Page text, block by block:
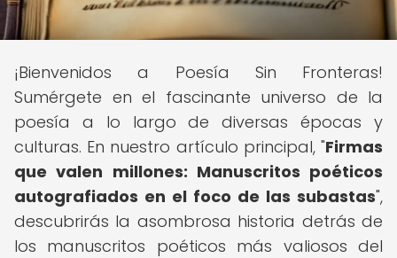
¡Bienvenidos a Poesía Sin Fronteras!
Sumérgete en el fascinante universo de la
poesía a lo largo de diversas épocas y
culturas. En nuestro artículo principal, "Firmas
que valen millones: Manuscritos poéticos
autografiados en el foco de las subastas",
descubrirás la asombrosa historia detrás de
los manuscritos poéticos más valiosos del